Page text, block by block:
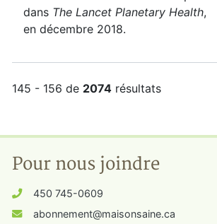
dans The Lancet Planetary Health,
en décembre 2018.
145 - 156 de 2074 résultats
Pour nous joindre
450 745-0609
abonnement@maisonsaine.ca